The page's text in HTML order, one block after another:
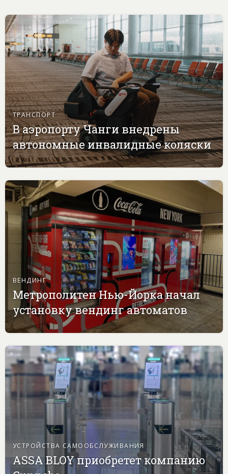
ТРАНСПОРТ
В аэропорту Чанги внедрены
автономные инвалидные коляски
ВЕНДИНГ
Метрополитен Нью-Йорка начал
установку вендинг автоматов
УСТРОЙСТВА САМООБСЛУЖИВАНИЯ
ASSA BLOY приобретет компанию